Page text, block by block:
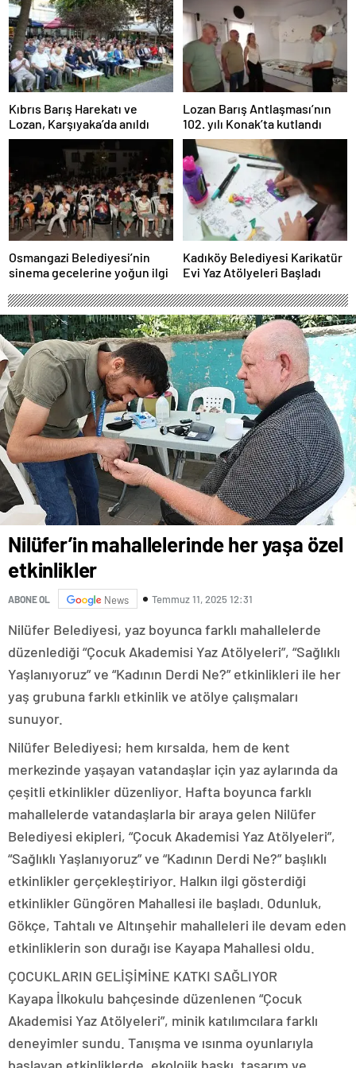
Kıbrıs Barış Harekatı ve
Lozan, Karşıyaka’da anıldı
Lozan Barış Antlaşması’nın
102. yılı Konak’ta kutlandı
Osmangazi Belediyesi’nin
sinema gecelerine yoğun ilgi
Kadıköy Belediyesi Karikatür
Evi Yaz Atölyeleri Başladı
Nilüfer’in mahallelerinde her yaşa özel
etkinlikler
ABONE OL News Temmuz 11, 2025 12:31
Nilüfer Belediyesi, yaz boyunca farklı mahallelerde
düzenlediği “Çocuk Akademisi Yaz Atölyeleri”, “Sağlıklı
Yaşlanıyoruz” ve “Kadının Derdi Ne?” etkinlikleri ile her
yaş grubuna farklı etkinlik ve atölye çalışmaları
sunuyor.
Nilüfer Belediyesi; hem kırsalda, hem de kent
merkezinde yaşayan vatandaşlar için yaz aylarında da
çeşitli etkinlikler düzenliyor. Hafta boyunca farklı
mahallelerde vatandaşlarla bir araya gelen Nilüfer
Belediyesi ekipleri, “Çocuk Akademisi Yaz Atölyeleri”,
“Sağlıklı Yaşlanıyoruz” ve “Kadının Derdi Ne?” başlıklı
etkinlikler gerçekleştiriyor. Halkın ilgi gösterdiği
etkinlikler Güngören Mahallesi ile başladı. Odunluk,
Gökçe, Tahtalı ve Altınşehir mahalleleri ile devam eden
etkinliklerin son durağı ise Kayapa Mahallesi oldu.
ÇOCUKLARIN GELİŞİMİNE KATKI SAĞLIYOR
Kayapa İlkokulu bahçesinde düzenlenen “Çocuk
Akademisi Yaz Atölyeleri”, minik katılımcılara farklı
deneyimler sundu. Tanışma ve ısınma oyunlarıyla